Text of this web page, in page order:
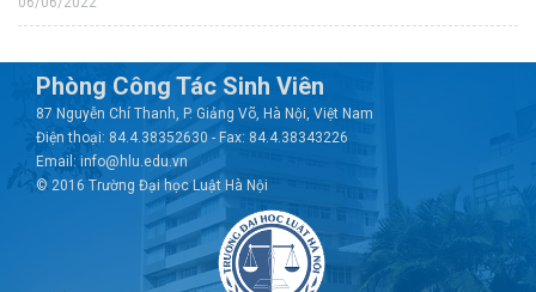
Phòng Công Tác Sinh Viên
87 Nguyễn Chí Thanh, P. Giảng Võ, Hà Nội, Việt Nam
Điện thoại: 84.4.38352630 - Fax: 84.4.38343226
Email: info@hlu.edu.vn
© 2016 Trường Đại học Luật Hà Nội